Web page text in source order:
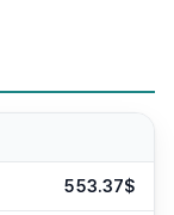
553.37$